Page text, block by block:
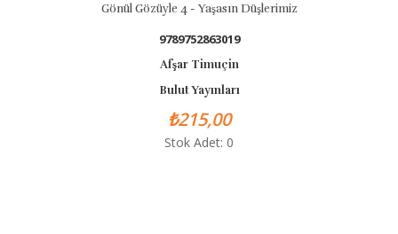
Gönül Gözüyle 4 - Yaşasın Düşlerimiz
9789752863019
Afşar Timuçin
Bulut Yayınları
₺215,00
Stok Adet: 0